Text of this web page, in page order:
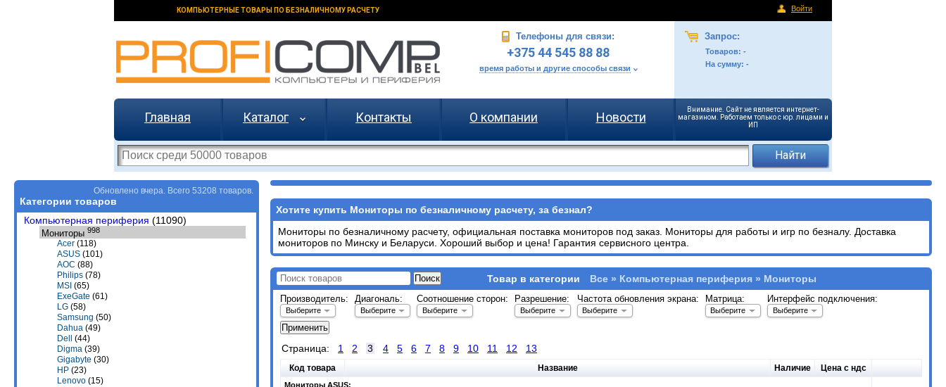
КОМПЬЮТЕРНЫЕ ТОВАРЫ ПО БЕЗНАЛИЧНОМУ РАСЧЕТУ Войти
Телефоны для связи:
+375 44 545 88 88
время работы и другие способы связи
Запрос:
Товаров: -
На сумму: -
Главная Каталог Контакты О компании Новости
Внимание. Сайт не является интернет-
магазином. Работаем только с юр. лицами и
ИП
Обновлено вчера. Всего 53208 товаров.
Категории товаров
Компьютерная периферия (11090)
Мониторы 998
Acer (118)
ASUS (101)
AOC (88)
Philips (78)
MSI (65)
ExeGate (61)
LG (58)
Samsung (50)
Dahua (49)
Dell
(44)
Digma (39)
Gigabyte (30)
HP (23)
Lenovo (15)
Хотите купить Мониторы по безналичному расчету, за безнал?
Мониторы по безналичному расчету, официальная поставка мониторов под заказ. Мониторы для работы и игр по безналу. Доставка
мониторов по Минску и Беларуси. Хороший выбор и цена! Гарантия сервисного центра.
Товар в категории Все » Компьютерная периферия » Мониторы
Производитель:
Выберите
Диагональ:
Выберите
Соотношение сторон:
Выберите
Разрешение:
Выберите
Частота обновления экрана:
Выберите
Матрица:
Выберите
Интерфейс подключения:
Выберите
Страница: 1 2 3 4 5 6 7 8 9 10 11 12 13
Код товара Название Наличие Цена с ндс
Мониторы ASUS: